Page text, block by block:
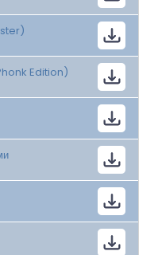
Edition)